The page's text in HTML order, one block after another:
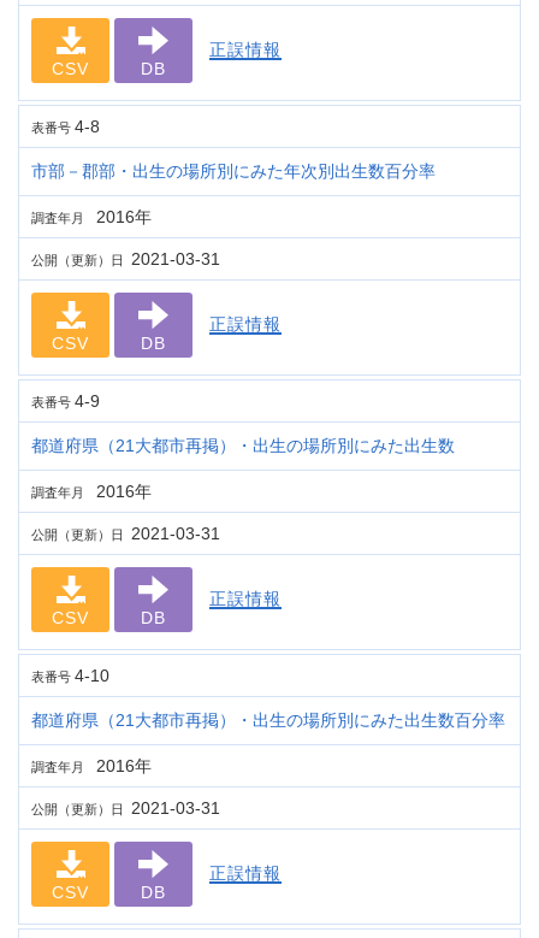
CSV DB
正誤情報
表番号 4-8
市部－郡部・出生の場所別にみた年次別出生数百分率
調査年月 2016年
公開（更新）日 2021-03-31
CSV DB
正誤情報
表番号 4-9
都道府県（21大都市再掲）・出生の場所別にみた出生数
調査年月 2016年
公開（更新）日 2021-03-31
CSV DB
正誤情報
表番号 4-10
都道府県（21大都市再掲）・出生の場所別にみた出生数百分率
調査年月 2016年
公開（更新）日 2021-03-31
CSV DB
正誤情報